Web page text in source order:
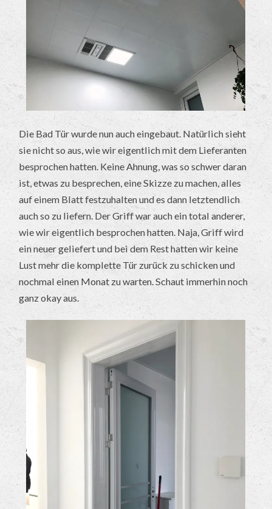
Die Bad Tür wurde nun auch eingebaut. Natürlich sieht
sie nicht so aus, wie wir eigentlich mit dem Lieferanten
besprochen hatten. Keine Ahnung, was so schwer daran
ist, etwas zu besprechen, eine Skizze zu machen, alles
auf einem Blatt festzuhalten und es dann letztendlich
auch so zu liefern. Der Griff war auch ein total anderer,
wie wir eigentlich besprochen hatten. Naja, Griff wird
ein neuer geliefert und bei dem Rest hatten wir keine
Lust mehr die komplette Tür zurück zu schicken und
nochmal einen Monat zu warten. Schaut immerhin noch
ganz okay aus.